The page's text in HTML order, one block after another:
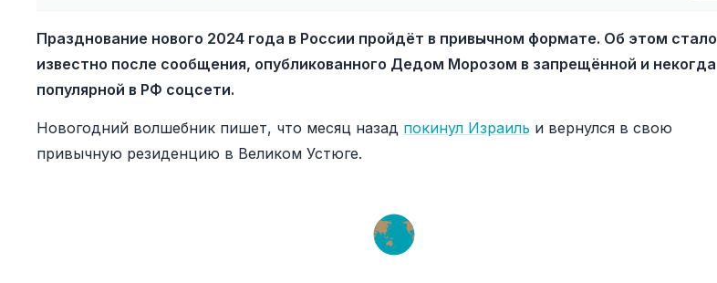
Празднование нового 2024 года в России пройдёт в привычном формате. Об этом стало
известно после сообщения, опубликованного Дедом Морозом в запрещённой и некогда
популярной в РФ соцсети.
Новогодний волшебник пишет, что месяц назад покинул Израиль и вернулся в свою
привычную резиденцию в Великом Устюге.